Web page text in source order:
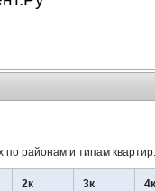
по районам и типам
2к 3к